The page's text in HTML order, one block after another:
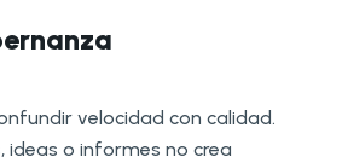
velocidad con calidad.
ideas o informes no crea